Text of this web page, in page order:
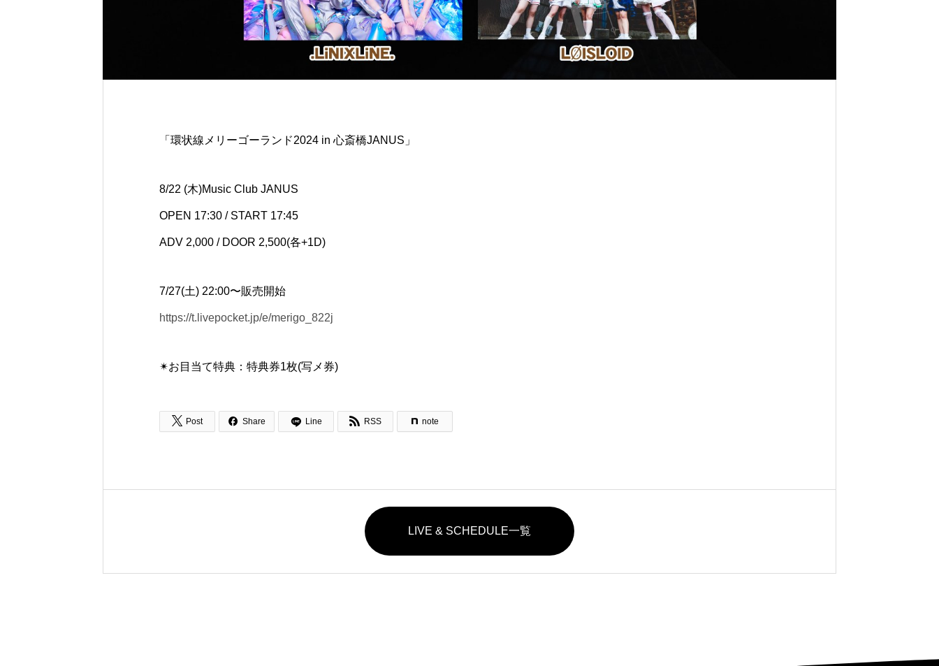
「環状線メリーゴーランド2024 in 心斎橋JANUS」
8/22 (木)Music Club JANUS
OPEN 17:30 / START 17:45
ADV 2,000 / DOOR 2,500(各+1D)
7/27(土) 22:00〜販売開始
https://t.livepocket.jp/e/merigo_822j
✴︎お目当て特典：特典券1枚(写メ券)
 Post  Share Line  RSS note
LIVE & SCHEDULE一覧